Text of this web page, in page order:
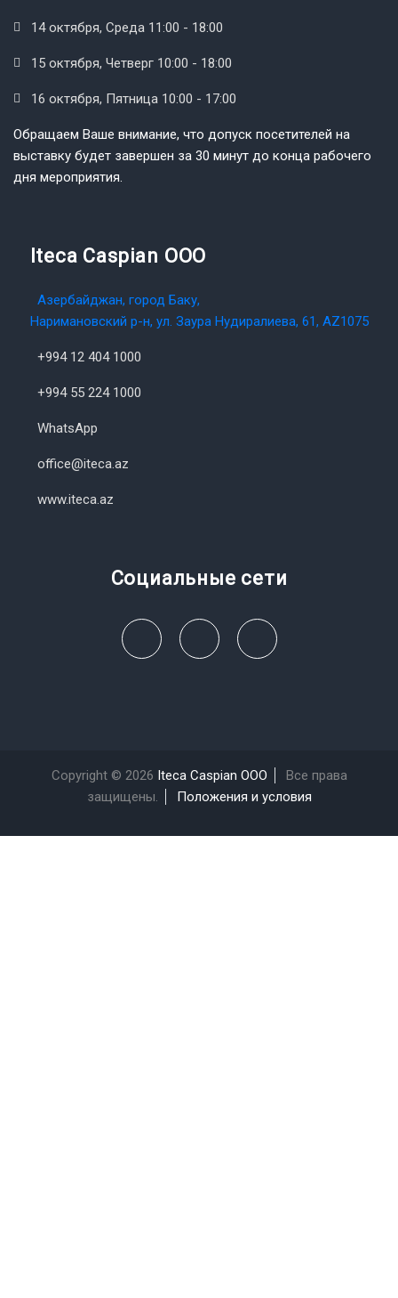
14 октября, Среда 11:00 - 18:00
15 октября, Четверг 10:00 - 18:00
16 октября, Пятница 10:00 - 17:00
Обращаем Ваше внимание, что допуск посетителей на
выставку будет завершен за 30 минут до конца рабочего
дня мероприятия.
Iteca Caspian OOO
Азербайджан, город Баку,
Наримановский р-н, ул. Заура Нудиралиева, 61, AZ1075
+994 12 404 1000
+994 55 224 1000
WhatsApp
office@iteca.az
www.iteca.az
Социальные сети
Copyright © 2026 Iteca Caspian OOO
Все права
защищены.
Положения и условия